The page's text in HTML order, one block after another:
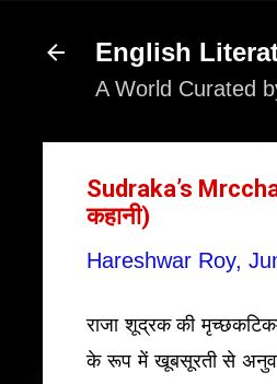
English
A World Curated
Sudraka’s
कहानी)
Hareshwar Roy,
राजा शूद्रक की
के रूप में खूबसूरती से